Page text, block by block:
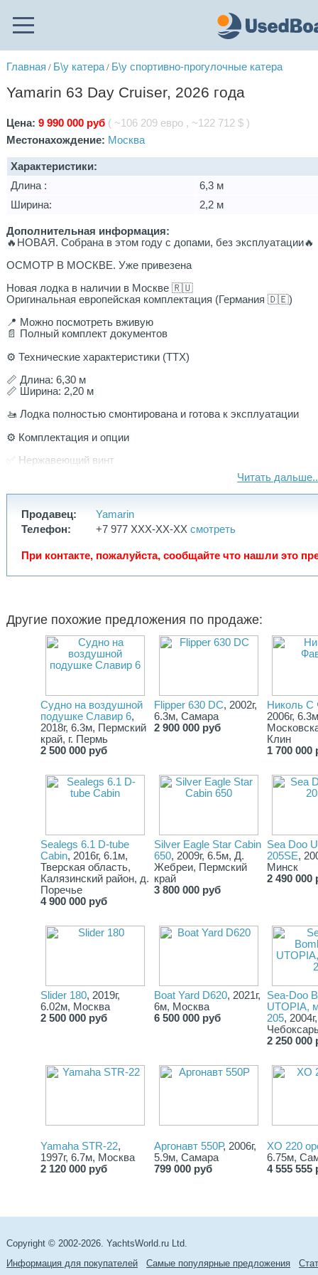
Главная / Б\у катера/ Б\у спортивно-прогулочные катера
Yamarin 63 Day Cruiser, 2026 года
Цена:9 990 000 руб ( ~106 209 евро , ~122 712 $ )
Местонахождение: Москва
Характеристики:
Длина :
6,3 м
Ширина:
2,2 м
Дополнительная информация:
🔥НОВАЯ. Собрана в этом году с допами, без эксплуатации🔥
ОСМОТР В МОСКВЕ. Уже привезена
Новая лодка в наличии в Москве 🇷🇺
Оригинальная европейская комплектация (Германия 🇩🇪)
📍 Можно посмотреть вживую
📄 Полный комплект документов
⚙️ Технические характеристики (ТТХ)
📏 Длина: 6,30 м
📏 Ширина: 2,20 м
🚤 Лодка полностью смонтирована и готова к эксплуатации
⚙️ Комплектация и опции
✅ Нержавеющий винт
✅ Гидравлическое рулевое управление (с завода)
✅ Монтажный комплект (аккумулятор и сопутствующие
элементы)
🎯 Дополнительное оснащение
✅ Воднолыжная дуга Yamarin Wasserskibügel
🔧 Оснащение прицепа
✅ 4 двойных слип-ролика (полиуретан)
✅ 4 килевых ролика
✅ Усиленная лебёдка FULTON (ремень 8 м)
✅ Регулируемая стойка лебёдки
✅ Регулируемые опоры
✅ Выдвижная световая панель
✅ Полная LED-подсветка
✅ Оси KNOTT Marine (водонепроницаемые ступицы)
✅ Система автоматического отката назад
✅ 13-пиновая евро-фишка
✅ Тормозные тяги из нержавеющей стали
📄 Документы
📑 COC-документы (европейское одобрение)
💡 Важно
Лодка полностью готова к эксплуатации — сел и поехал 🚤
Читать
Продавец:
Yamarin
Телефон:
+7 977 XXX-XX-XX смотреть
При контакте, пожалуйста, сообщайте что нашли это
Другие похожие предложения по продаже:
Судно на воздушной
подушке Славир 6,
2018г, 6.3м, Пермский
край, г. Пермь
2 500 000 руб
Flipper 630 DC, 2002г,
6.3м, Самара
2 900 000 руб
Николь С
2006г,
Клин
1 700 000
Sealegs 6.1 D-tube
Cabin, 2016г, 6.1м,
Тверская область,
Калязинский район, д.
Поречье
4 900 000 руб
Silver Eаgle Stаr Саbin
650, 2009г, 6.5м, Д.
Жебреи, Пермский
край
3 800 000 руб
Sea Doo
205SE,
Минск
2 490 000
Slider 180, 2019г,
6.02м, Москва
2 500 000 руб
Boat Yard D620, 2021г,
6м, Москва
6 500 000 руб
Sea-Doo
UTOPIA,
205,
2 250 000
Yamaha STR-22,
1997г, 6.7м, Москва
2 120 000 руб
Аргонавт 550Р, 2006г,
5.9м, Самара
799 000 руб
XO 220
6.75м,
4 555 555
Copyright © 2002-2026. YachtsWorld.ru Ltd.
Информация для покупателей
Самые популярные предложения